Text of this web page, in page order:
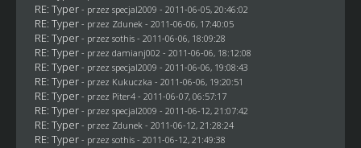
RE: Typer - przez specjal2009 - 2011-06-05, 20:46:02
RE: Typer - przez Zdunek - 2011-06-06, 17:40:05
RE: Typer - przez sothis- 2011-06-06, 18:09:28
RE: Typer - przez damianj002 - 2011-06-06, 18:12:08
RE: Typer - przez specjal2009 - 2011-06-06, 19:08:43
RE: Typer - przez Kukuczka - 2011-06-06, 19:20:51
RE: Typer - przez Piter4- 2011-06-07, 06:57:17
RE: Typer - przez specjal2009 - 2011-06-12, 21:07:42
RE: Typer - przez Zdunek - 2011-06-12, 21:28:24
RE: Typer - przez sothis- 2011-06-12, 21:49:38